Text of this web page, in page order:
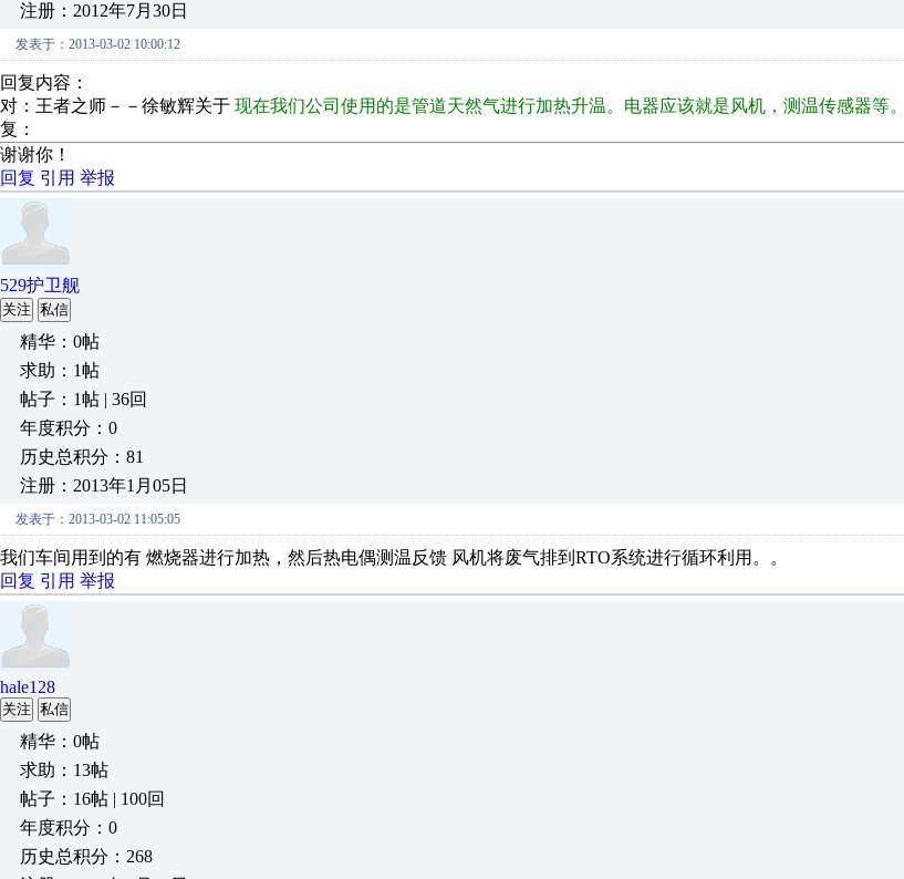
注册：2012年7月30日
发表于：2013-03-02 10:00:12
回复内容：
对：王者之师－－徐敏辉关于 现在我们公司使用的是管道天然气进行加热升温。电器应该就是风机，测温传感器等。
复：
谢谢你！
回复 引用 举报
529护卫舰
关注 私信
精华：0帖
求助：1帖
帖子：1帖 | 36回
年度积分：0
历史总积分：81
注册：2013年1月05日
发表于：2013-03-02 11:05:05
我们车间用到的有 燃烧器进行加热，然后热电偶测温反馈 风机将废气排到RTO系统进行循环利用。。
回复 引用 举报
hale128
关注 私信
精华：0帖
求助：13帖
帖子：16帖 | 100回
年度积分：0
历史总积分：268